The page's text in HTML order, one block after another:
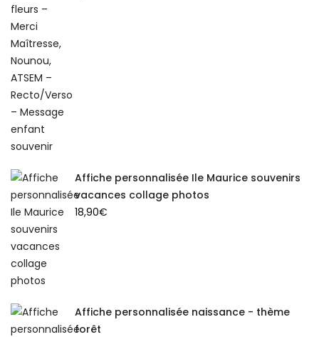
Affiche personnalisée Ile Maurice souvenirs
vacances collage photos
18,90€
Affiche personnalisée naissance - thème
forêt